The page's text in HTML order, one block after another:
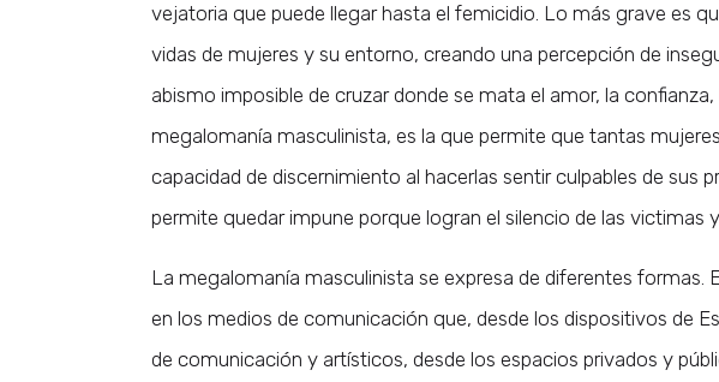
vejatoria que puede llegar hasta el femicidio. Lo más grave es
vidas de mujeres y su entorno, creando una percepción de
abismo imposible de cruzar donde se mata el amor, la
megalomanía masculinista, es la que permite que tantas
capacidad de discernimiento al hacerlas sentir culpables de sus
permite quedar impune porque logran el silencio de las victimas
La megalomanía masculinista se expresa de diferentes formas.
en los medios de comunicación que, desde los dispositivos de
de comunicación y artísticos, desde los espacios privados y